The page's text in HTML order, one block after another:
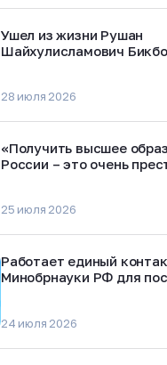
Ушел из жизни Рушан
Шайхулисламович
28 июля 2026
«Получить высшее
России – это очень
25 июля 2026
Работает единый
Минобрнауки РФ для
24 июля 2026